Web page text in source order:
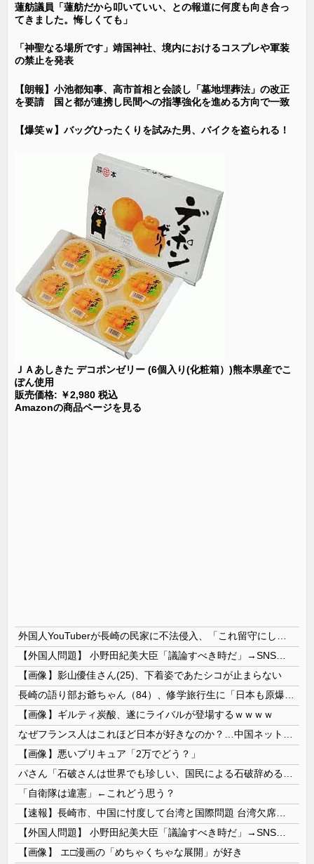
蓮舫議員「蓮舫だから叩いていい、との報道に何度も向き合っ
てきました。悔しくても」
「神聖なる場所です」靖国神社、境内におけるコスプレや軍装
の禁止を発表
【朗報】小池都知事、高市首相と会談し「墓地埋葬法」の改正
を要請 国と都が連携し民間への指導強化を進める方向で一致
【爆笑ｗ】バッグひったくりを試みた男、バイクを盗られる！
ＪＡあしきた デコポンゼリー (6個入り(化粧箱）)熊本県産でこ
ぽん使用
販売価格: ￥2,980 税込
Amazonの商品ページを見る
【画像】影山優佳さん(25)、下着姿であたシコが止まらない
【画像】ギルティ炭酸、遂にライバルが登場するｗｗｗｗ
【画像】悪いプリキュア「2万でどう？」
「自衛隊は違憲」←これどう思う？
【画像】 エ□漫画の「めちゃくちゃな展開」が好き